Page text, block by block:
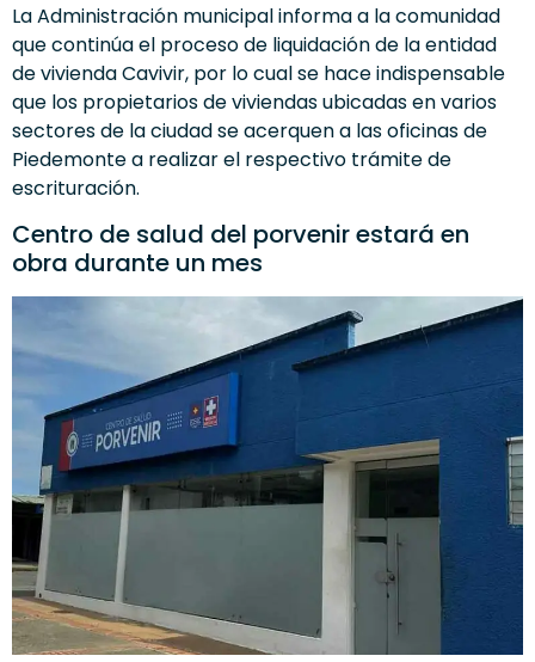
La Administración municipal informa a la comunidad
que continúa el proceso de liquidación de la entidad
de vivienda Cavivir, por lo cual se hace indispensable
que los propietarios de viviendas ubicadas en varios
sectores de la ciudad se acerquen a las oficinas de
Piedemonte a realizar el respectivo trámite de
escrituración.
Centro de salud del porvenir estará en
obra durante un mes